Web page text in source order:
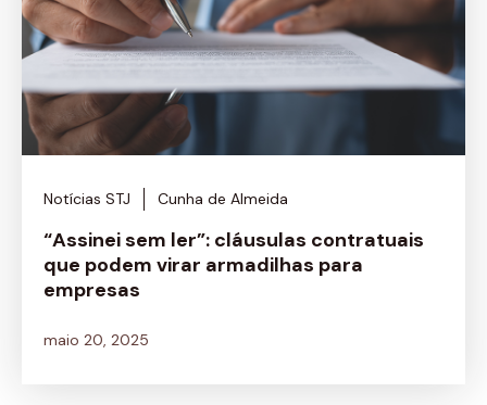
Notícias STJ Cunha de Almeida
“Assinei sem ler”: cláusulas contratuais
que podem virar armadilhas para
empresas
maio 20, 2025